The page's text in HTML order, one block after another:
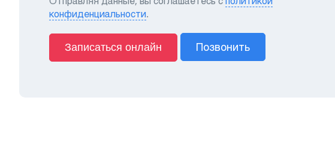
конфиденциальности.
Записаться онлайн Позвонить